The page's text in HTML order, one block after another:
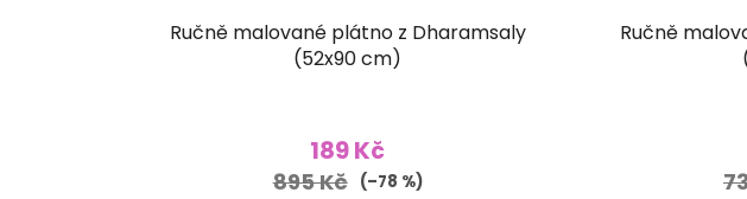
Ručně malované plátno z Dharamsaly
(52x90 cm)
189 Kč
895 Kč (–78 %)
Ručně